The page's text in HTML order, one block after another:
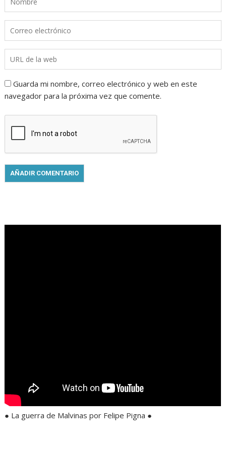
Guarda mi nombre, correo electrónico y web en este
navegador para la próxima vez que comente.
● La guerra de Malvinas por Felipe Pigna ●